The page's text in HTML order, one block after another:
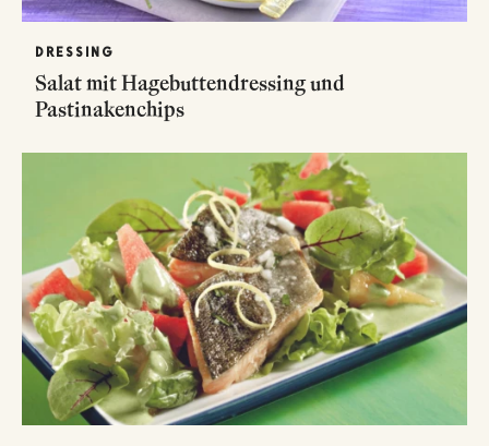
DRESSING
Salat mit Hagebuttendressing und
Pastinakenchips